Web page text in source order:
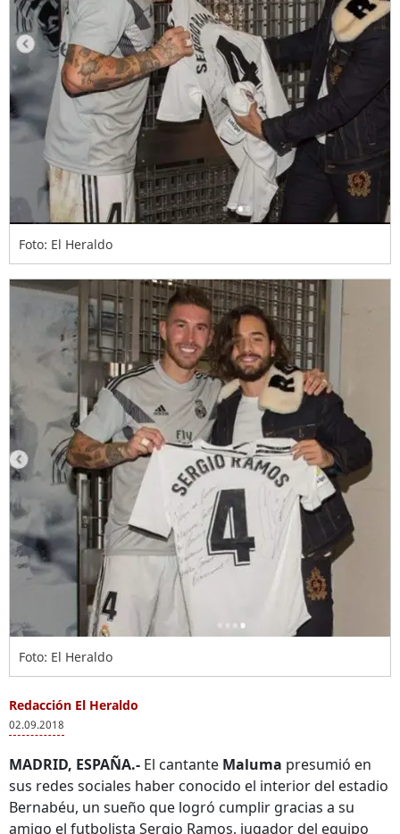
Foto: El Heraldo
Foto: El Heraldo
Redacción El Heraldo
02.09.2018
MADRID, ESPAÑA.- El cantante Maluma presumió en
sus redes sociales haber conocido el interior del estadio
Bernabéu, un sueño que logró cumplir gracias a su
amigo el futbolista Sergio Ramos, jugador del equipo